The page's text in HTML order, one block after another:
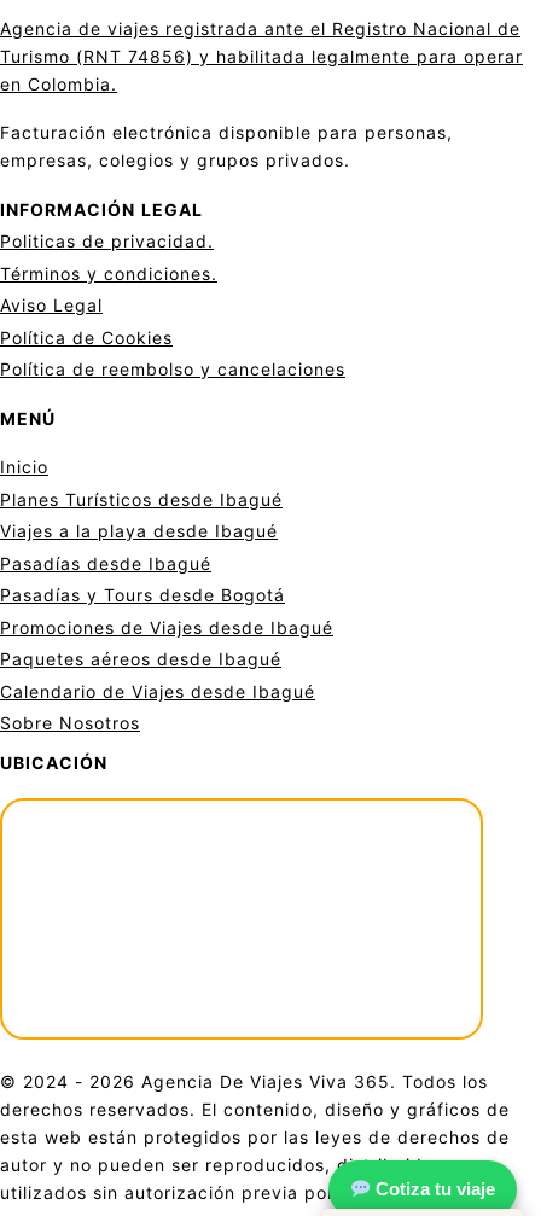
Cotiza tu viaje
Agencia de viajes registrada ante el Registro Nacional de
Turismo (RNT 74856) y habilitada legalmente para operar
en Colombia.
Facturación electrónica disponible para personas,
empresas, colegios y grupos privados.
INFORMACIÓN LEGAL
Politicas de privacidad.
Términos y condiciones.
Aviso Legal
Política de Cookies
Política de reembolso y cancelaciones
MENÚ
Inicio
Planes Turísticos desde Ibagué
Viajes a la playa desde Ibagué
Pasadías desde Ibagué
Pasadías y Tours desde Bogotá
Promociones de Viajes desde Ibagué
Paquetes aéreos desde Ibagué
Calendario de Viajes desde Ibagué
Sobre Nosotros
UBICACIÓN
© 2024 - 2026 Agencia De Viajes Viva 365. Todos los
derechos reservados. El contenido, diseño y gráficos de
esta web están protegidos por las leyes de derechos de
autor y no pueden ser reproducidos, distribuidos o
utilizados sin autorización previa por escrito.